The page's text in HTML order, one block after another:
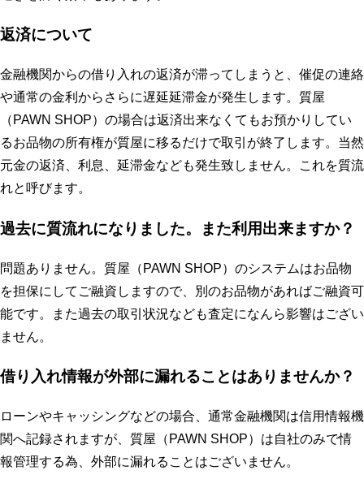
返済について
金融機関からの借り入れの返済が滞ってしまうと、催促の連絡
や通常の金利からさらに遅延延滞金が発生します。質屋
（PAWN SHOP）の場合は返済出来なくてもお預かりしてい
るお品物の所有権が質屋に移るだけで取引が終了します。当然
元金の返済、利息、延滞金なども発生致しません。これを質流
れと呼びます。
過去に質流れになりました。また利用出来ますか？
問題ありません。質屋（PAWN SHOP）のシステムはお品物
を担保にしてご融資しますので、別のお品物があればご融資可
能です。また過去の取引状況なども査定になんら影響はござい
ません。
借り入れ情報が外部に漏れることはありませんか？
ローンやキャッシングなどの場合、通常金融機関は信用情報機
関へ記録されますが、質屋（PAWN SHOP）は自社のみで情
報管理する為、外部に漏れることはございません。